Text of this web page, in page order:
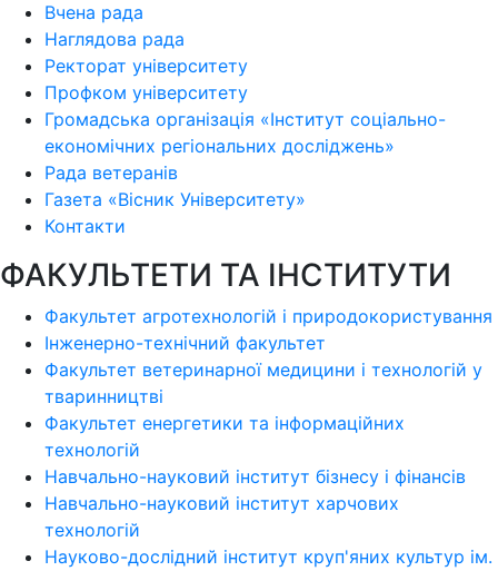
Вчена рада
Наглядова рада
Ректорат університету
Профком університету
Громадська організація «Інститут соціально-
економічних регіональних досліджень»
Рада ветеранів
Газета «Вісник Університету»
Контакти
ФАКУЛЬТЕТИ ТА ІНСТИТУТИ
Факультет агротехнологій і природокористування
Інженерно-технічний факультет
Факультет ветеринарної медицини і технологій у
тваринництві
Факультет енергетики та інформаційних
технологій
Навчально-науковий інститут бізнесу і фінансів
Навчально-науковий інститут харчових
технологій
Науково-дослідний інститут круп'яних культур ім.